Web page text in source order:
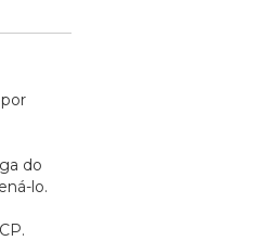
do
lo.